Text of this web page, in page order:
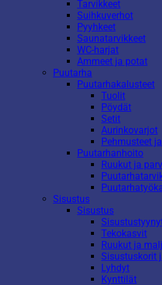
Tarvikkeet
Suihkuverhot
Pyyhkeet
Saunatarvikkeet
WC-harjat
Ammeet ja potat
Puutarha
Puutarhakalusteet
Tuolit
Pöydät
Setit
Aurinkovarjot
Pehmusteet
Puutarhanhoito
Ruukut ja
Sisustus
Sisustus
Tekokasvit
Ruukut ja
Sisustuskorit
Lyhdyt
Kynttilät